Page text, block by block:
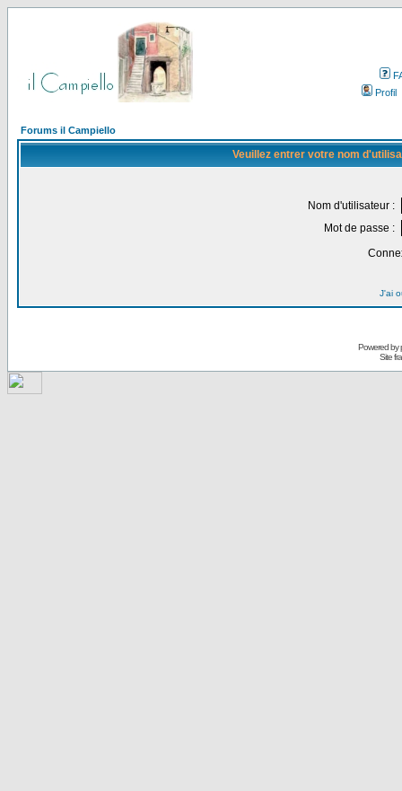
Profil
Forums il Campiello
Veuillez entrer votre nom
Nom d'utilisateur :
Mot de passe :
J'ai
Powered by
Site